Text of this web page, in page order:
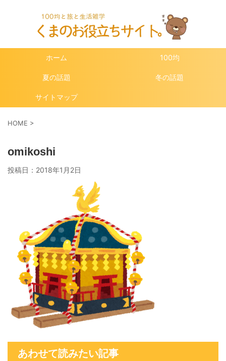
ホーム 100均
夏の話題 冬の話題
サイトマップ
HOME >
omikoshi
投稿日： 2018年1月2日
あわせて読みたい記事